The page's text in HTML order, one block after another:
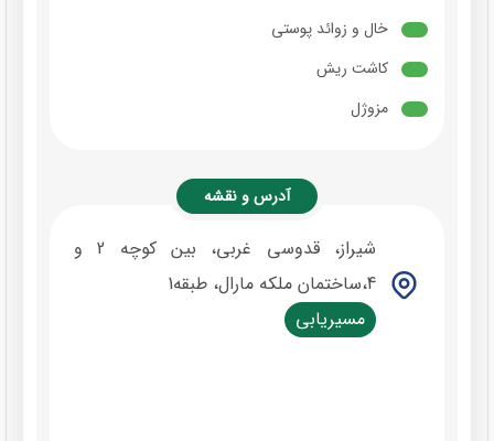
خال و زوائد پوستی
کاشت ریش
مزوژل
آدرس و نقشه
شیراز، قدوسی غربی، بین کوچه 2 و
4،ساختمان ملکه مارال، طبقه1
مسیریابی